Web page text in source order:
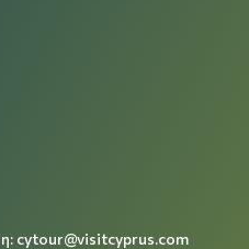
cytour@visitcyprus.com